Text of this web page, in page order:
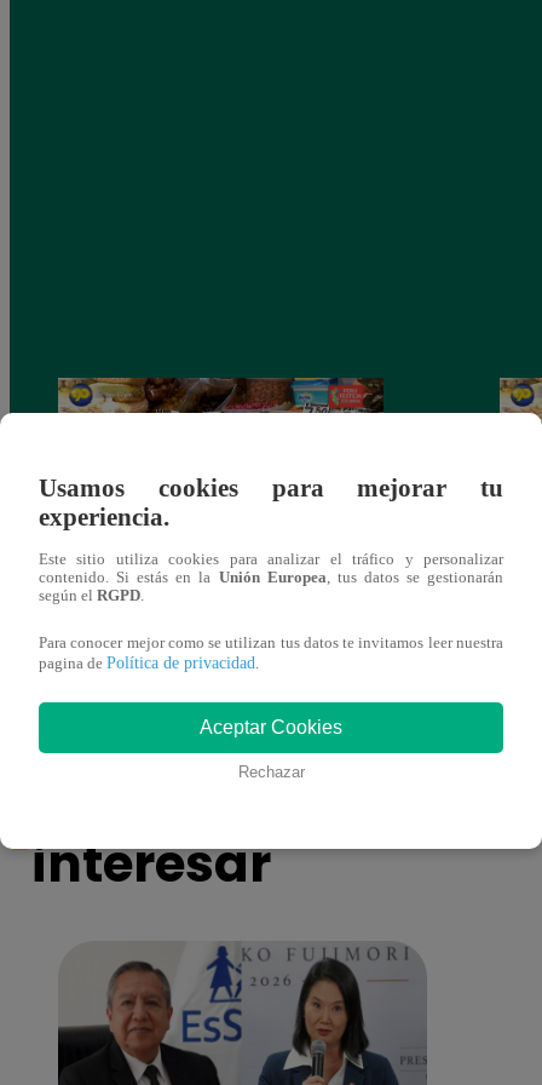
Mujeres al Mando – Viernes 25 de febrero
del 2022 – Programa completo
También te puede
interesar
Usamos cookies para mejorar tu
experiencia.
Este sitio utiliza cookies para analizar el tráfico y personalizar
contenido. Si estás en la Unión Europea , tus datos se gestionarán
según el RGPD
Para conocer mejor como se utilizan tus datos te invitamos leer nuestra
pagina de Política de privacidad
Aceptar Cookies
Rechazar